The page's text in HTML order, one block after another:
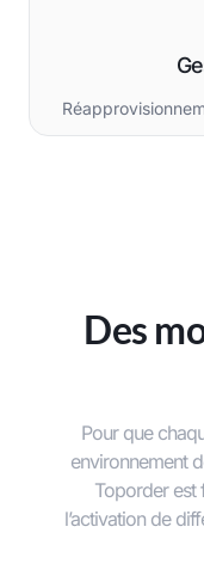
Des
Pour que
environnement
Toporder est
l’activation de